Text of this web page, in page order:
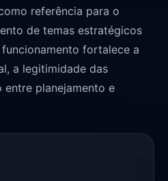
referência para o
de temas estratégicos
fortalece a
a legitimidade das
planejamento e